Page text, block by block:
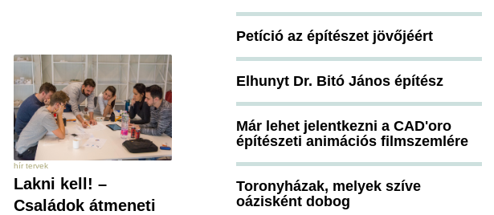
hír tervek
Lakni kell! –
Családok átmeneti
Petíció az építészet jövőjéért
Elhunyt Dr. Bitó János építész
Már lehet jelentkezni a CAD'oro
építészeti animációs filmszemlére
Toronyházak, melyek szíve
oázisként dobog